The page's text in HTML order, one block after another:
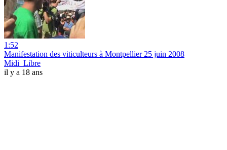
1:52
Manifestation des viticulteurs à Montpellier 25 juin 2008
Midi_Libre
il y a 18 ans